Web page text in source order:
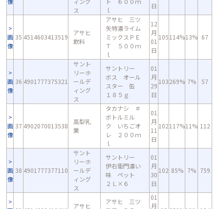
ス
ｌ
日
画
像
35 4514603413519
アサヒ
飲料
アサヒ 三ツ
矢特濃ライム
ミックスＰＥ
Ｔ ５００ｍ
ｌ
12
月
01
日
105114%13% 67
画
像
36 4901777375321
サント
リーホ
ールデ
ィング
ス
サントリー
ボス オール
スター 缶
１８５ｇ
01
月
29
日
103269% 7% 57
画
像
37 4902070013538
高梨乳
業
タカナシ ＃
ボトルミル
ク いちごオ
レ ２００ｍ
ｌ
01
月
11
日
102117%11% 112
画
像
38 4901777377110
サント
リーホ
ールデ
ィング
ス
サントリー
伊右衛門濃い
味 ペット
２Ｌ×６
01
月
30
日
102 85% 7% 759
アサヒ
アサヒ 三ツ
01
月